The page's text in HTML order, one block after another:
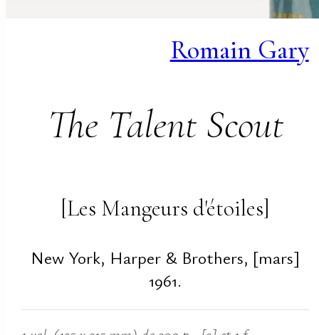
Romain Gary
The Talent Scout
[Les Mangeurs d'étoiles]
New York, Harper & Brothers, [mars]
1961.